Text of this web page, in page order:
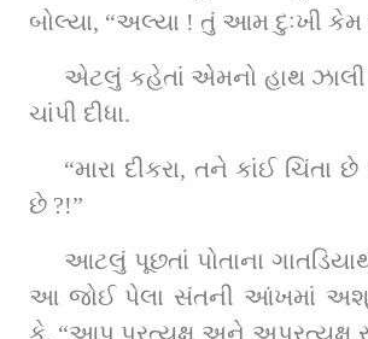
બોલ્યા, “અલ્યા ! તું આમ દુઃખી કેમ
એટલું કહેતાં એમનો હાથ
ચાંપી દીધા.
“મારા દીકરા, તને કાંઈ
છે ?!”
આટલું પૂછતાં પોતાના
આ જોઈ પેલા સંતની આંખમાં
કે, “આપ પ્રત્યક્ષ અને અપ્રત્યક્ષ